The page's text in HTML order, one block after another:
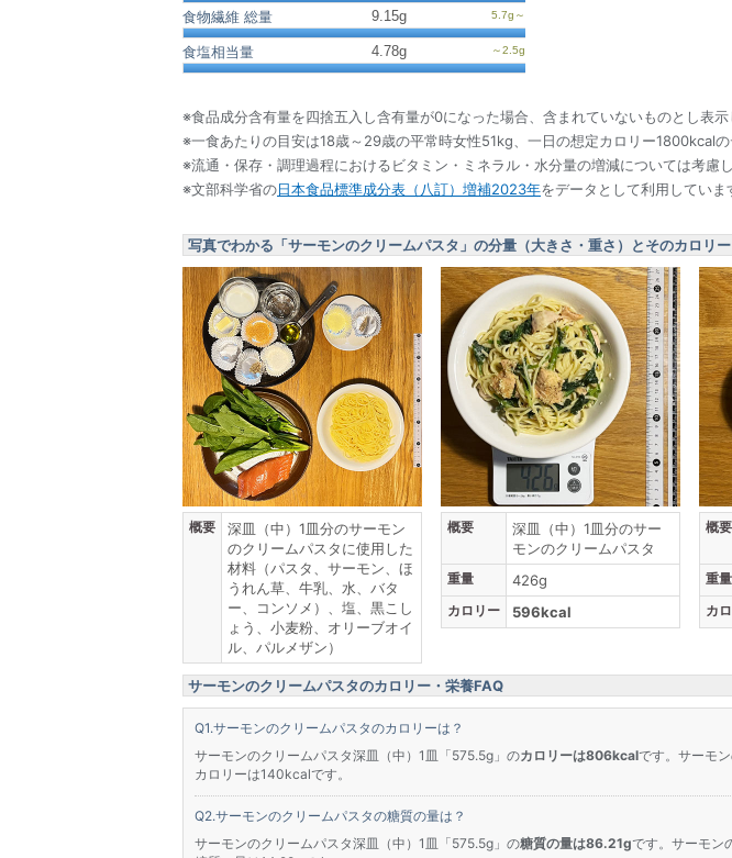
食物繊維 総量 9.15g
食塩相当量 4.78g
※食品成分含有量を四捨五入し含有量が0になった場合、含まれていないものとし表示
※一食あたりの目安は18歳～29歳の平常時女性51kg、一日の想定カロリー1800kcalの
※流通・保存・調理過程におけるビタミン・ミネラル・水分量の増減については考慮し
※文部科学省の日本食品標準成分表（八訂）増補2023年をデータとして利用していま
写真でわかる「サーモンのクリームパスタ」の分量（大きさ・重さ）とそのカロリー
概要
深皿（中）1皿分のサーモン
のクリームパスタに使用した
材料（パスタ、サーモン、ほ
うれん草、牛乳、水、バタ
ー、コンソメ）、塩、黒こし
ょう、小麦粉、オリーブオイ
ル、パルメザン）
概要
深皿（中）1皿分のサー
モンのクリームパスタ
重量 426g
カロリー 596kcal
概要
重量
カ
サーモンのクリームパスタのカロリー・栄養FAQ
サーモンのクリームパスタのカロリーは？
サーモンのクリームパスタ深皿（中）1皿「575.5g」のカロリーは806kcalです。サーモ
カロリーは140kcalです。
サーモンのクリームパスタの糖質の量は？
サーモンのクリームパスタ深皿（中）1皿「575.5g」の糖質の量は86.21gです。サーモン